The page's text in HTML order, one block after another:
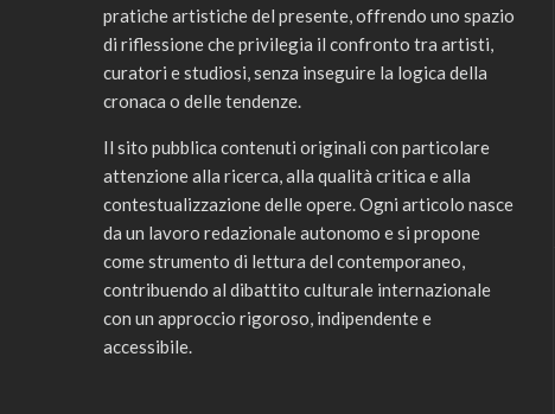
pratiche artistiche del presente, offrendo uno spazio
di riflessione che privilegia il confronto tra artisti,
curatori e studiosi, senza inseguire la logica della
cronaca o delle tendenze.
Il sito pubblica contenuti originali con particolare
attenzione alla ricerca, alla qualità critica e alla
contestualizzazione delle opere. Ogni articolo nasce
da un lavoro redazionale autonomo e si propone
come strumento di lettura del contemporaneo,
contribuendo al dibattito culturale internazionale
con un approccio rigoroso, indipendente e
accessibile.